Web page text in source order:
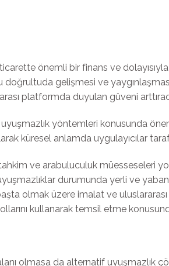
önemli bir finans ve
doğrultuda gelişmesi ve
platformda duyulan güveni
yöntemleri konusunda
küresel anlamda uygulayıcılar
ve arabuluculuk müesseseleri
durumunda yerli ve
olmak üzere imalat ve
kullanarak temsil etme
olmasa da alternatif uyuşmazlık